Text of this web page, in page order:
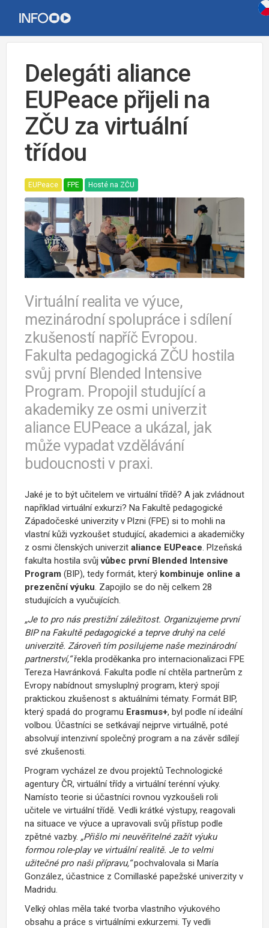
Delegáti aliance
EUPeace přijeli na
ZČU za virtuální
třídou
EUPeace FPE Hosté na ZČU
Virtuální realita ve výuce,
mezinárodní spolupráce i sdílení
zkušeností napříč Evropou.
Fakulta pedagogická ZČU hostila
svůj první Blended Intensive
Program. Propojil studující a
akademiky ze osmi univerzit
aliance EUPeace a ukázal, jak
může vypadat vzdělávání
budoucnosti v praxi.
Jaké je to být učitelem ve virtuální třídě? A jak zvládnout
například virtuální exkurzi? Na Fakultě pedagogické
Západočeské univerzity v Plzni (FPE) si to mohli na
vlastní kůži vyzkoušet studující, akademici a akademičky
z osmi členských univerzit aliance EUPeace. Plzeňská
fakulta hostila svůjvůbec první Blended Intensive
Program (BIP), tedy formát, který kombinuje online a
prezenční výuku. Zapojilo se do něj celkem 28
studujících a vyučujících.
„Je to pro nás prestižní záležitost. Organizujeme první
BIP na Fakultě pedagogické a teprve druhý na celé
univerzitě. Zároveň tím posilujeme naše mezinárodní
partnerství,“řekla proděkanka pro internacionalizaci FPE
Tereza Havránková. Fakulta podle ní chtěla partnerům z
Evropy nabídnout smysluplný program, který spojí
praktickou zkušenost s aktuálními tématy. Formát BIP,
který spadá do programu Erasmus+, byl podle ní ideální
volbou. Účastníci se setkávají nejprve virtuálně, poté
absolvují intenzivní společný program a na závěr sdílejí
své zkušenosti.
Program vycházel ze dvou projektů Technologické
agentury ČR, virtuální třídy a virtuální terénní výuky.
Namísto teorie si účastníci rovnou vyzkoušeli roli
učitele ve virtuální třídě. Vedli krátké výstupy, reagovali
na situace ve výuce a upravovali svůj přístup podle
zpětné vazby. „Přišlo mi neuvěřitelné zažít výuku
formou role-play ve virtuální realitě. Je to velmi
užitečné pro naši přípravu,“pochvalovala si María
González, účastnice z Comillaské papežské univerzity v
Madridu.
Velký ohlas měla také tvorba vlastního výukového
obsahu a práce s virtuálními exkurzemi. Ty vedli